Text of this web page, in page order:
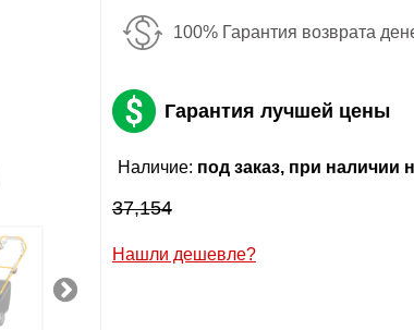
100% Гарантия возврата
Гарантия лучшей цены
Наличие: под заказ, при наличии
37,154
Нашли дешевле?
на
обработку
данных
о поступлении
персональных данных